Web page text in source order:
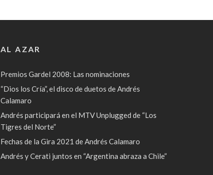
AL AZAR
Premios Gardel 2008: Las nominaciones
“Dios los Cría”, el disco de duetos de Andrés
Calamaro
Andrés participará en el MTV Unplugged de “Los
Tigres del Norte”
Fechas de la Gira 2021 de Andrés Calamaro
Andrés y Cerati juntos en “Argentina abraza a Chile”